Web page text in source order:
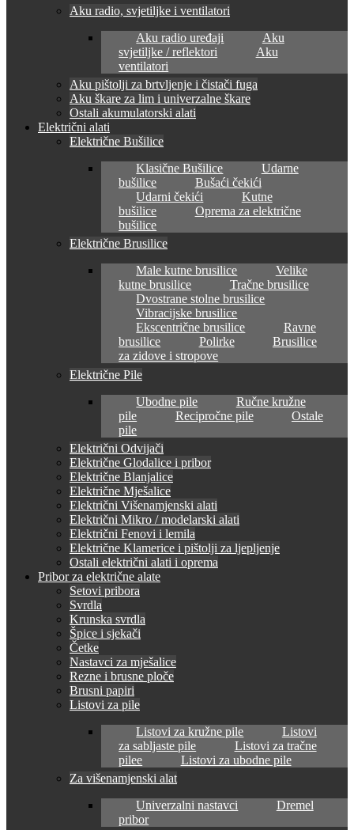
Aku radio, svjetiljke i ventilatori
Aku radio uređaji
Aku
svjetiljke / reflektori
Aku
ventilatori
Aku pištolji za brtvljenje i čistači fuga
Aku škare za lim i univerzalne škare
Ostali akumulatorski alati
Električni alati
Električne Bušilice
Klasične Bušilice
Udarne
bušilice
Bušaći čekići
Udarni čekići
Kutne
bušilice
Oprema za električne
bušilice
Električne Brusilice
Male kutne brusilice
Velike
kutne brusilice
Tračne brusilice
Dvostrane stolne brusilice
Vibracijske brusilice
Ekscentrične brusilice
Ravne
brusilice
Polirke
Brusilice
za zidove i stropove
Električne Pile
Ubodne pile
Ručne kružne
pile
Recipročne pile
Ostale
pile
Električni Odvijači
Električne Glodalice i pribor
Električne Blanjalice
Električne Mješalice
Električni Višenamjenski alati
Električni Mikro / modelarski alati
Električni Fenovi i lemila
Električne Klamerice i pištolji za ljepljenje
Ostali električni alati i oprema
Pribor za električne alate
Setovi pribora
Svrdla
Krunska svrdla
Špice i sjekači
Četke
Nastavci za mješalice
Rezne i brusne ploče
Brusni papiri
Listovi za pile
Listovi za kružne pile
Listovi
za sabljaste pile
Listovi za tračne
pilee
Listovi za ubodne pile
Za višenamjenski alat
Univerzalni nastavci
Dremel
pribor